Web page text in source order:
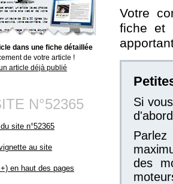
dans une fiche détaillée
de votre article !
article déjà publié
N°52365
site n°52365
au site
en haut des pages
Votre
fiche et
Si
des